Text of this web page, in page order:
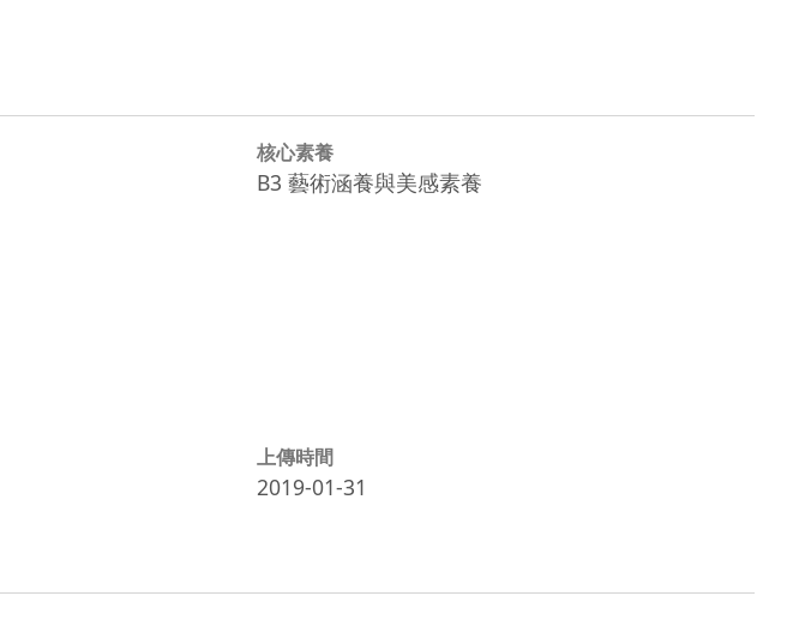
核心素養
B3 藝術涵養與美感素養
上傳時間
2019-01-31